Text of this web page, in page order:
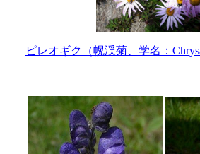
ピレオギク（幌渓菊、学名：